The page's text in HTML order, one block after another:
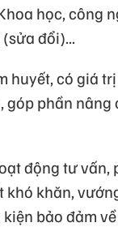
học, công
đổi)...
huyết, có giá
phần
động tư vấn,
khăn,
bảo đảm